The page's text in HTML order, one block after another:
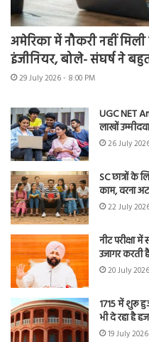
अमेरिका में नौकरी नहीं
इंजीनियर, बोले- संघर्ष ने
29 July 2026 - 8:00 PM
UGC NET
लाखों
26 July
SC छात्रों
काम, वरना
22 July
नीट परीक्षा
उजागर करती
20 July
1715 में शुरू
भी दे रहा है
19 July